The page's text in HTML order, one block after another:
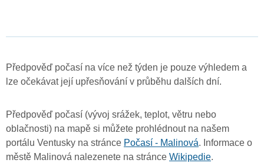
Předpověď počasí na více než týden je pouze výhledem a
lze očekávat její upřesňování v průběhu dalších dní.
Předpověď počasí (vývoj srážek, teplot, větru nebo
oblačnosti) na mapě si můžete prohlédnout na našem
portálu Ventusky na stránce Počasí - Malinová. Informace o
městě Malinová nalezenete na stránce Wikipedie.